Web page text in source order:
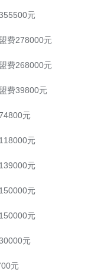
元
费278000元
费268000元
费39800元
元
元
元
元
元
元
元